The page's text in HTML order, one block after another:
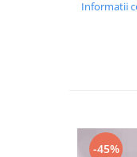
Informatii
-45%